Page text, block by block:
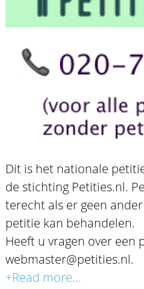
Dit is het nationale
de stichting Petities.nl.
terecht als er geen
petitie kan behandelen.
Heeft u vragen over een
webmaster@petities.nl.
+Read more...